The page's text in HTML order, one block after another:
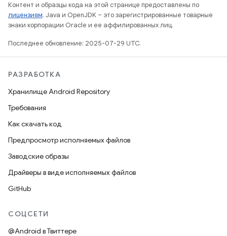
Контент и образцы кода на этой странице предоставлены по
лицензиям. Java и OpenJDK – это зарегистрированные товарные
знаки корпорации Oracle и ее аффилированных лиц.
Последнее обновление: 2025-07-29 UTC.
РАЗРАБОТКА
Хранилище Android Repository
Требования
Как скачать код
Предпросмотр исполняемых файлов
Заводские образы
Драйверы в виде исполняемых файлов
GitHub
СОЦСЕТИ
@Android в Твиттере